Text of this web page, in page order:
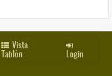
Vista
Tablón Login